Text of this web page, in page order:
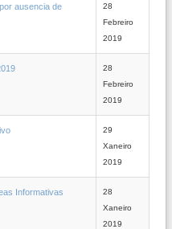
ausencia de
28
Febreiro
2019
28
Febreiro
2019
29
Xaneiro
2019
Informativas
28
Xaneiro
2019